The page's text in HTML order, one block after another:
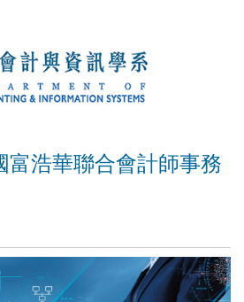
富浩華聯合會計師事務